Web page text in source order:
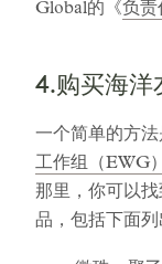
Global的《负责
4.购买海洋
一个简单的方
工作组（EWG
那里，你可以
品，包括下面列